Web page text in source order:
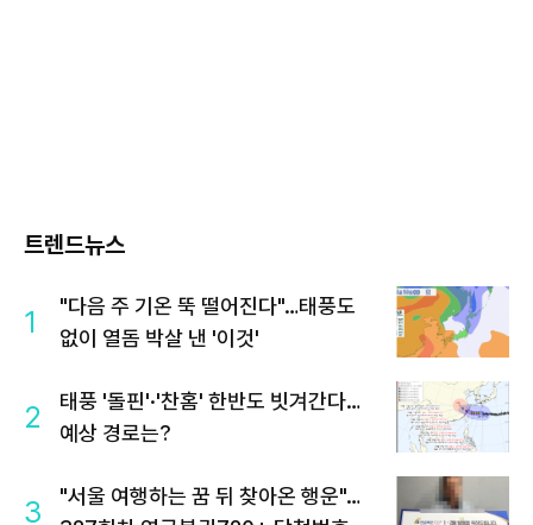
트렌드뉴스
1
"다음 주 기온 뚝 떨어진다"…태풍도
없이 열돔 박살 낸 '이것'
2
태풍 '돌핀'·'찬홈' 한반도 빗겨간다…
예상 경로는?
3
"서울 여행하는 꿈 뒤 찾아온 행운"…